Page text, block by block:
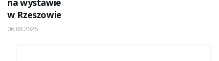
w Rzeszowie
06.08.2026